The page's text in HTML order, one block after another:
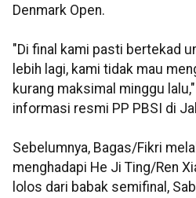
Denmark Open.
"Di final kami pasti bertekad
lebih lagi, kami tidak mau
kurang maksimal minggu
informasi resmi PP PBSI di
Sebelumnya, Bagas/Fikri
menghadapi He Ji Ting/Ren
lolos dari babak semifinal,